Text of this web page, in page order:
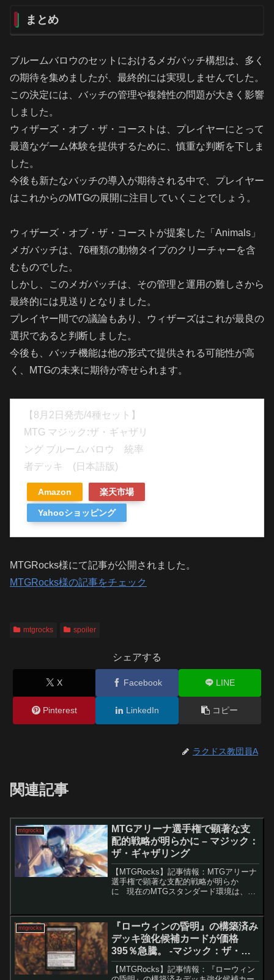
まとめ
ブルームバロウのセットにおけるメガバッチ構想は、多く
の期待を集めましたが、最終的には実現しませんでした。
この決定には、バッチの管理や複雑性の問題が大きく影響
しました。
ウィザーズ・オブ・ザ・コーストは、プレイヤーにとって
最適なゲーム体験を提供するために、慎重な判断を下しま
した。
今後も新たなバッチの導入が期待される中で、プレイヤー
はこれからのMTGの展開に注目していくことでしょう。
ウィザーズ・オブ・ザ・コーストが提案した「Animals」
メガバッチは、76種類の動物タイプのクリーチャーを含
むものでした。
しかし、このメガバッチは、その管理と運用の難しさから
最終的には見送りとなりました。
プレイヤー間での議論もあり、ウィザーズはこれが最良の
選択であると判断しました。
今後も、バッチ機能は他の形式で提供される可能性が高
く、MTGの未来に期待が寄せられます。
【8月2日発売/4種セット】
MTG マジック:ザ・ギャザリ
ング ブルームバロウ 統率
者デッキ (日本語版)
Amazon 楽天市場
Yahooショッピング
MTGRocks様にて記事が公開されました。
MTGRocks様の記事をチェック
mtgrocks spoiler
シェアする
X Facebook LINE
Pinterest LinkedIn コピー
ラクドス教団員A
関連記事
mtgrocks
MTGアリーナ選手権で顕著な支
配的戦略が明らかに – マジック：
ザ・ギャザリング
【MTGRocks】記事情報：MTGアリーナ
選手権で顕著な支配的戦略が明らか
に 現在のMTGスタンダード環境は、多
かし、最近の「MTGアリーナチャンピオ
ンシップ」で...
mtgrocks
『ローウィンの昏明』の構築済み
デッキ強化候補カードが価格
395％急騰。 -マジック：ザ・ギ
ャザリング
【MTGRocks】記事情報：『ローウィン